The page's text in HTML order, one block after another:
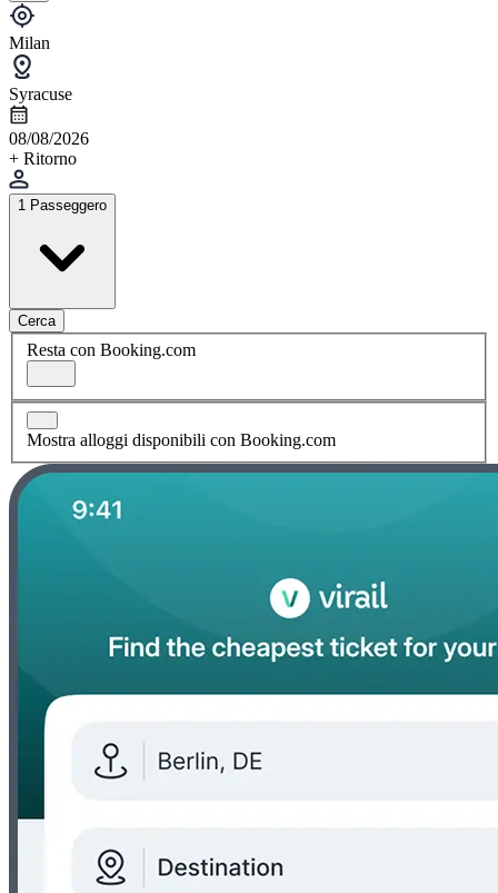
Milan
Syracuse
08/08/2026
+ Ritorno
1 Passeggero
Cerca
Resta con Booking.com
Mostra alloggi disponibili con Booking.com